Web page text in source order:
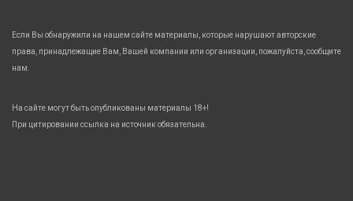
Если Вы обнаружили на нашем сайте материалы, которые нарушают авторские
права, принадлежащие Вам, Вашей компании или организации, пожалуйста, сообщите
нам.
На сайте могут быть опубликованы материалы 18+!
При цитировании ссылка на источник обязательна.